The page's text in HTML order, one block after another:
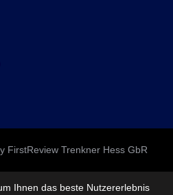
FirstReview Trenkner Hess GbR
Ihnen das beste Nutzererlebnis